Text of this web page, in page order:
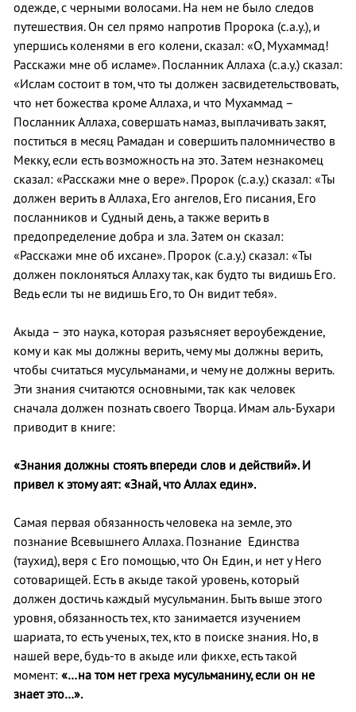
одежде, с черными волосами. На нем не было следов
путешествия. Он сел прямо напротив Пророка (с.а.у.), и
упершись коленями в его колени, сказал: «О, Мухаммад!
Расскажи мне об исламе». Посланник Аллаха (с.а.у.) сказал:
«Ислам состоит в том, что ты должен засвидетельствовать,
что нет божества кроме Аллаха, и что Мухаммад –
Посланник Аллаха, совершать намаз, выплачивать закят,
поститься в месяц Рамадан и совершить паломничество в
Мекку, если есть возможность на это. Затем незнакомец
сказал: «Расскажи мне о вере». Пророк (с.а.у.) сказал: «Ты
должен верить в Аллаха, Его ангелов, Его писания, Его
посланников и Судный день, а также верить в
предопределение добра и зла. Затем он сказал:
«Расскажи мне об ихсане». Пророк (с.а.у.) сказал: «Ты
должен поклоняться Аллаху так, как будто ты видишь Его.
Ведь если ты не видишь Его, то Он видит тебя».
Акыда – это наука, которая разъясняет вероубеждение,
кому и как мы должны верить, чему мы должны верить,
чтобы считаться мусульманами, и чему не должны верить.
Эти знания считаются основными, так как человек
сначала должен познать своего Творца. Имам аль-Бухари
приводит в книге:
«Знания должны стоять впереди слов и действий». И
привел к этому аят: «Знай, что Аллах един».
Самая первая обязанность человека на земле, это
познание Всевышнего Аллаха. Познание Единства
(таухид), веря с Его помощью, что Он Един, и нет у Него
сотоварищей. Есть в акыде такой уровень, который
должен достичь каждый мусульманин. Быть выше этого
уровня, обязанность тех, кто занимается изучением
шариата, то есть ученых, тех, кто в поиске знания. Но, в
нашей вере, будь-то в акыде или фикхе, есть такой
момент: «…на том нет греха мусульманину, если он не
знает это…».